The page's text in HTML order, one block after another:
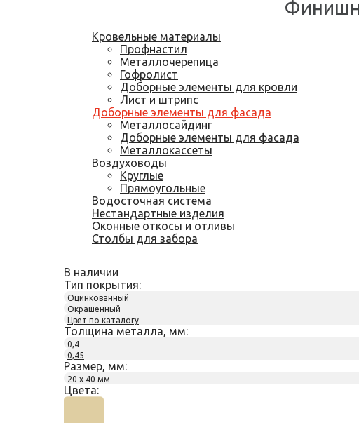
Кровельные материалы
Профнастил
Металлочерепица
Гофролист
Доборные элементы для кровли
Лист и штрипс
Доборные элементы для фасада
Металлосайдинг
Доборные элементы для фасада
Металлокассеты
Воздуховоды
Круглые
Прямоугольные
Водосточная система
Нестандартные изделия
Оконные откосы и отливы
Столбы для забора
В наличии
Тип покрытия:
Оцинкованный
Окрашенный
Цвет по каталогу
Толщина металла, мм:
0,4
0,45
Размер, мм:
20 х 40 мм
Цвета: